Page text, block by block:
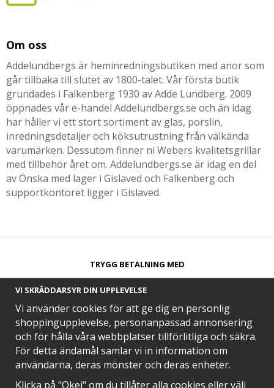
Om oss
Addelundbergs är heminredningsbutiken med anor som
går tillbaka till slutet av 1800-talet. Vår första butik
grundades i Falkenberg 1930 av Adde Lundberg. 2009
öppnades vår e-handel Addelundbergs.se och än idag
har håller vi ett stort sortiment av glas, porslin,
inredningsdetaljer och köksutrustning från välkända
varumärken. Dessutom finner ni Webers kvalitetsgrillar
med tillbehör året om. Addelundbergs.se är idag en del
av Önska med lager i Gislaved och Falkenberg och
supportkontoret ligger i Gislaved.
TRYGG BETALNING MED​
SNABB LEVERANS MED
VI SKRÄDDARSYR DIN UPPLEVELSE
Vi använder cookies för att ge dig en personlig
shoppingupplevelse, personanpassad annonsering
och för hålla våra webbplatser tillförlitliga och säkra.
För detta ändamål samlar vi in information om
användarna, deras mönster och deras enheter.
Klicka på "Okej" om du tillåter alla cookies eller välj